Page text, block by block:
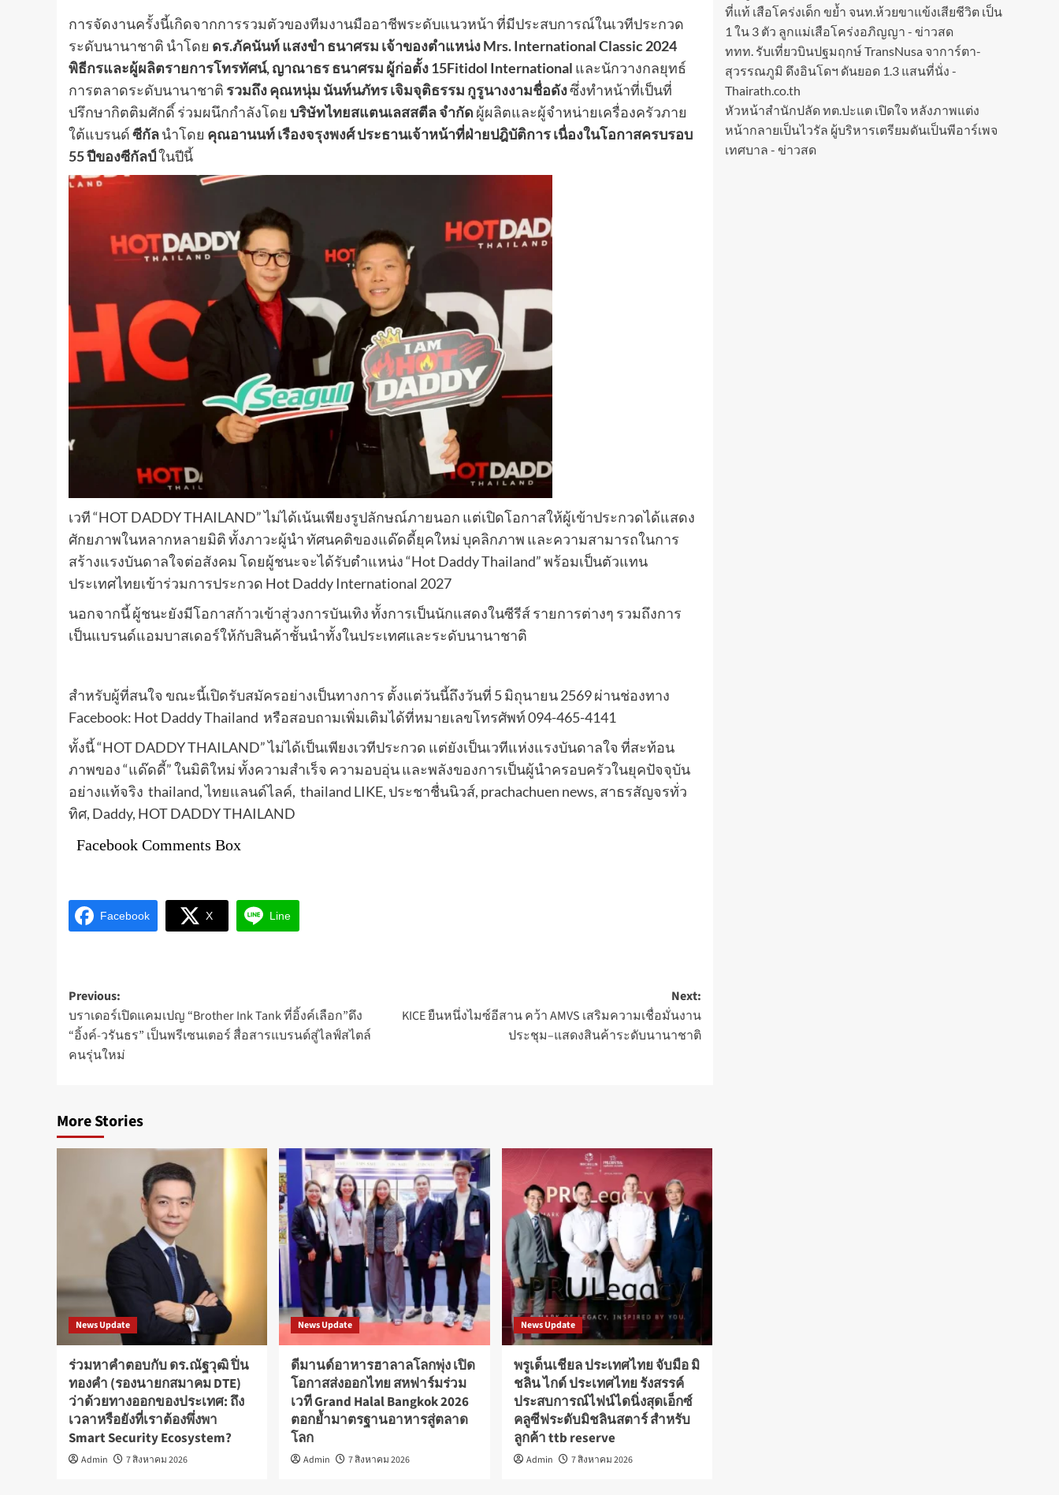
การจัดงานครั้งนี้เกิดจากการรวมตัวของทีมงานมืออาชีพระดับแนวหน้า ที่มีประสบการณ์ในเวทีประกวด
ระดับนานาชาติ นำโดย ดร.ภัคนันท์ แสงขำ ธนาศรม เจ้าของตำแหน่งMrs. International Classic2024
พิธีกรและผู้ผลิตรายการโทรทัศน์,ญาณาธร ธนาศรม ผู้ก่อตั้ง 15Fitidol International และนักวางกลยุทธ์
การตลาดระดับนานาชาติ รวมถึง คุณหนุ่ม นันท์นภัทร เจิมจุติธรรม กูรูนางงามชื่อดังซึ่งทำหน้าที่เป็นที่
ปรึกษากิตติมศักดิ์ ร่วมผนึกกำลังโดย บริษัทไทยสแตนเลสสตีลจำกัด ผู้ผลิตและผู้จำหน่ายเครื่องครัวภาย
ใต้แบรนด์ซีกัลนำโดย คุณอานนท์ เรืองจรุงพงศ์ ประธานเจ้าหน้าที่ฝ่ายปฎิบัติการ เนื่องในโอกาสครบรอบ
55 ปีของซีกัลป์ในปีนี้
เวที “HOT DADDY THAILAND” ไม่ได้เน้นเพียงรูปลักษณ์ภายนอก แต่เปิดโอกาสให้ผู้เข้าประกวดได้แสดง
ศักยภาพในหลากหลายมิติ ทั้งภาวะผู้นำ ทัศนคติของแด๊ดดี้ยุคใหม่ บุคลิกภาพ และความสามารถในการ
สร้างแรงบันดาลใจต่อสังคม โดยผู้ชนะจะได้รับตำแหน่ง “Hot Daddy Thailand” พร้อมเป็นตัวแทน
ประเทศไทยเข้าร่วมการประกวด Hot Daddy International 2027
นอกจากนี้ ผู้ชนะยังมีโอกาสก้าวเข้าสู่วงการบันเทิง ทั้งการเป็นนักแสดงในซีรีส์ รายการต่างๆ รวมถึงการ
เป็นแบรนด์แอมบาสเดอร์ให้กับสินค้าชั้นนำทั้งในประเทศและระดับนานาชาติ
สำหรับผู้ที่สนใจ ขณะนี้เปิดรับสมัครอย่างเป็นทางการ ตั้งแต่วันนี้ถึงวันที่ 5 มิถุนายน 2569 ผ่านช่องทาง
Facebook: Hot Daddy Thailand หรือสอบถามเพิ่มเติมได้ที่หมายเลขโทรศัพท์ 094-465-4141
ทั้งนี้ “HOT DADDY THAILAND” ไม่ได้เป็นเพียงเวทีประกวด แต่ยังเป็นเวทีแห่งแรงบันดาลใจ ที่สะท้อน
ภาพของ “แด๊ดดี้” ในมิติใหม่ ทั้งความสำเร็จ ความอบอุ่น และพลังของการเป็นผู้นำครอบครัวในยุคปัจจุบัน
อย่างแท้จริง thailand, ไทยแลนด์ไลค์, thailand LIKE, ประชาชื่นนิวส์, prachachuen news, สาธรสัญจรทั่ว
ทิศ, Daddy, HOT DADDY THAILAND
Facebook Comments Box
Facebook X Line
Post
navigation
Previous:
บราเดอร์เปิดแคมเปญ “Brother Ink Tank ที่อิ้งค์เลือก”ดึง
“อิ้งค์-วรันธร” เป็นพรีเซนเตอร์ สื่อสารแบรนด์สู่ไลฟ์สไตล์
คนรุ่นใหม่
Next:
KICE ยืนหนึ่งไมซ์อีสาน คว้า AMVS เสริมความเชื่อมั่นงาน
ประชุม–แสดงสินค้าระดับนานาชาติ
More Stories
News Update
ร่วมหาคำตอบกับ ดร.ณัฐวุฒิ ปิ่น
ทองคำ (รองนายกสมาคม DTE)
ว่าด้วยทางออกของประเทศ: ถึง
เวลาหรือยังที่เราต้องพึ่งพา
Smart Security Ecosystem?
Admin 7 สิงหาคม 2026
News Update
ดีมานด์อาหารฮาลาลโลกพุ่ง เปิด
โอกาสส่งออกไทย สหฟาร์มร่วม
เวที Grand Halal Bangkok 2026
ตอกย้ำมาตรฐานอาหารสู่ตลาด
โลก
Admin 7 สิงหาคม 2026
News Update
พรูเด็นเชียล ประเทศไทย จับมือ มิ
ชลิน ไกด์ ประเทศไทย รังสรรค์
ประสบการณ์ไฟน์ไดนิ่งสุดเอ็กซ์
คลูซีฟระดับมิชลินสตาร์ สำหรับ
ลูกค้า ttb reserve
Admin 7 สิงหาคม 2026
ที่แท้ เสือโคร่งเด็ก ขย้ำ จนท.ห้วยขาแข้งเสียชีวิต เป็น
1 ใน 3 ตัว ลูกแม่เสือโคร่งอภิญญา - ข่าวสด
ททท. รับเที่ยวบินปฐมฤกษ์ TransNusa จาการ์ตา-
สุวรรณภูมิ ดึงอินโดฯ ดันยอด 1.3 แสนที่นั่ง -
Thairath.co.th
หัวหน้าสำนักปลัด ทต.ปะแต เปิดใจ หลังภาพแต่ง
หน้ากลายเป็นไวรัล ผู้บริหารเตรียมดันเป็นพีอาร์เพจ
เทศบาล - ข่าวสด